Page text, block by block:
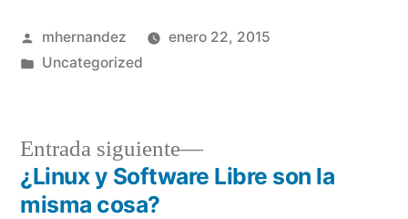
Publicado
por
mhernandez
enero 22, 2015
Publicado
Uncategorized
Navegación
Entrada siguiente
Entrada
siguiente:
¿Linux y Software Libre son la
misma cosa?